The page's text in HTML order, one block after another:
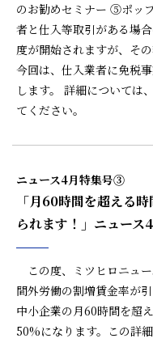
のお勧めセミナー ⑤ポッ
者と仕入等取引がある
度が開始されますが、そ
今回は、仕入業者に免税
します。 詳細については
てください。
ニュース4月特集号③
「月60時間を超える
られます！」ニュー
この度、ミツヒロニュ
間外労働の割増賃金率が
中小企業の月60時間を超
50%になります。この詳